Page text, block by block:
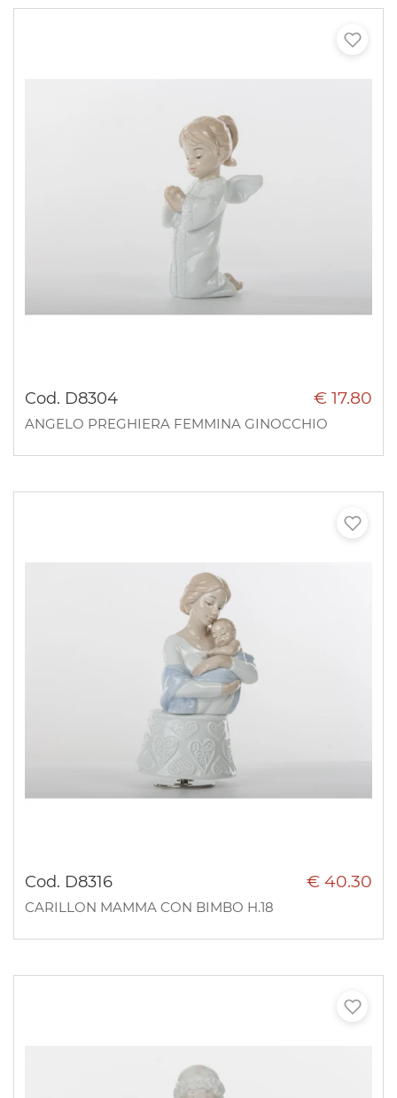
Cod. D8304 € 17.80
ANGELO PREGHIERA FEMMINA GINOCCHIO
Cod. D8316 € 40.30
CARILLON MAMMA CON BIMBO H.18